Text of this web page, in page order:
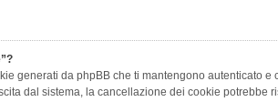
generati da phpBB che ti mantengono autenticato
dal sistema, la cancellazione dei cookie potrebbe